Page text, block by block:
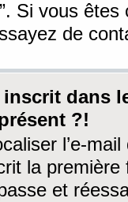
Si vous
de
inscrit dans
?!
l’e-
la première
et